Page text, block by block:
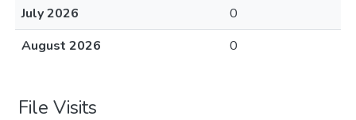
July 2026
0
August 2026
0
File Visits